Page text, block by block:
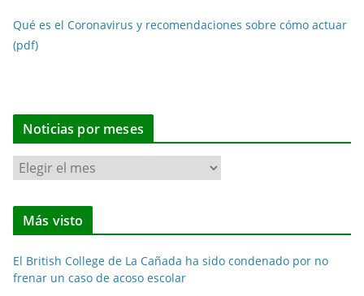
Qué es el Coronavirus y recomendaciones sobre cómo actuar
(pdf)
Noticias por meses
N
o
t
i
a
Más visto
El British College de La Cañada ha sido condenado por no
frenar un caso de acoso escolar